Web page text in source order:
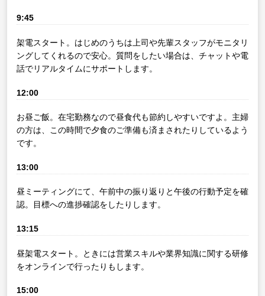
9:45
架電スタート。はじめのうちは上司や先輩スタッフがモニタリ
ングしてくれるので安心。質問をしたい場合は、チャットや電
話でリアルタイムにサポートします。
12:00
お昼ご飯。在宅勤務なので昼食代も節約しやすいですよ。主婦
の方は、この時間で夕食のご準備も済まされたりしているよう
です。
13:00
昼ミーティングにて、午前中の振り返りと午後の行動予定を確
認。目標への進捗確認をしたりします。
13:15
昼架電スタート。ときには営業スキルや業界知識に関する研修
をオンラインで行ったりもします。
15:00